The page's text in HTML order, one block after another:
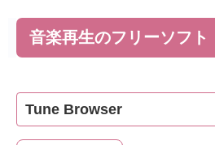
音楽再生のフリーソフ
Tune Browser